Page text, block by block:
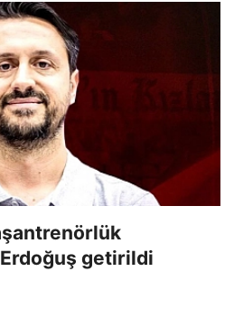
getirildi